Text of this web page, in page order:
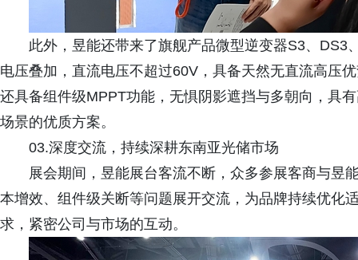
此外，昱能还带来了旗舰产品微型逆变器S3、
电压叠加，直流电压不超过60V，具备天然无直流高压
还具备组件级MPPT功能，无惧阴影遮挡与多朝向，具
场景的优质方案。
03.深度交流，持续深耕东南亚光储市场
展会期间，昱能展台客流不断，众多参展客商与昱
本增效、组件级关断等问题展开交流，为品牌持续优化
求，紧密公司与市场的互动。